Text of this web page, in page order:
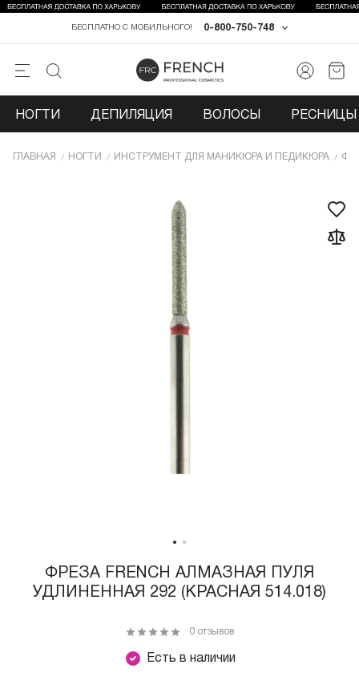
0-800-750-748
БЕСПЛАТНО С МОБИЛЬНОГО!
НОГТИ ДЕПИЛЯЦИЯ ВОЛОСЫ РЕСНИЦЫ
ГЛАВНАЯ НОГТИ ИНCТРУМЕНТ ДЛЯ МАНИКЮРА И ПЕДИКЮРА
ФРЕЗА FRENCH АЛМАЗНАЯ ПУЛЯ
УДЛИНЕННАЯ 292 (КРАСНАЯ 514.018)
Есть в наличии
0 отзывов